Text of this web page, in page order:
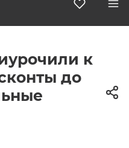
к
до